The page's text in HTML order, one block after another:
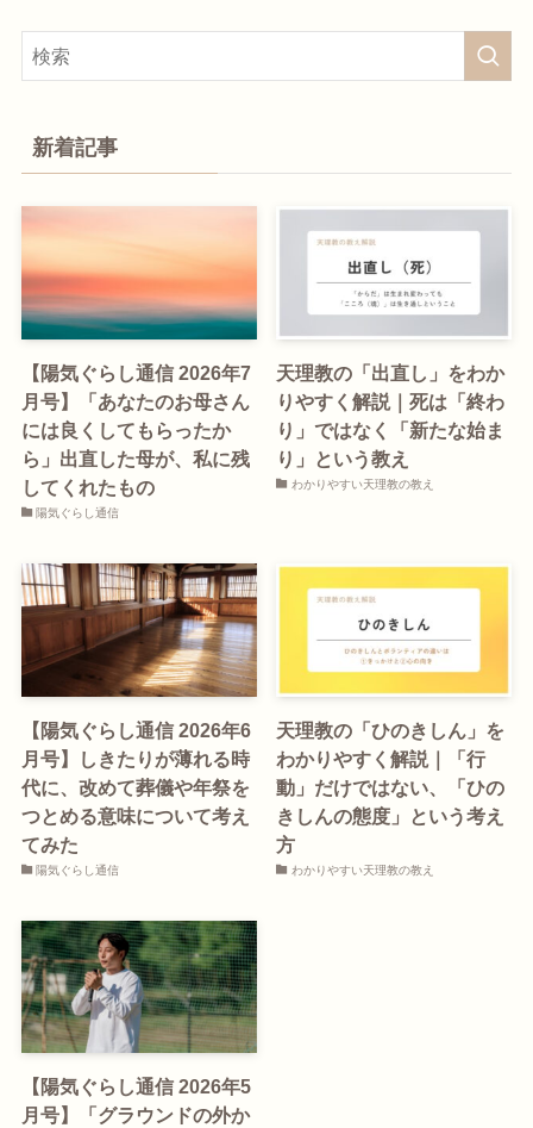
新着記事
【陽気ぐらし通信 2026年7
月号】「あなたのお母さん
には良くしてもらったか
ら」出直した母が、私に残
してくれたもの
陽気ぐらし通信
天理教の「出直し」をわか
りやすく解説｜死は「終わ
り」ではなく「新たな始ま
り」という教え
わかりやすい天理教の教え
【陽気ぐらし通信 2026年6
月号】しきたりが薄れる時
代に、改めて葬儀や年祭を
つとめる意味について考え
てみた
陽気ぐらし通信
天理教の「ひのきしん」を
わかりやすく解説｜「行
動」だけではない、「ひの
きしんの態度」という考え
方
わかりやすい天理教の教え
【陽気ぐらし通信 2026年5
月号】「グラウンドの外か